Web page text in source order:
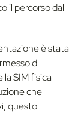
il percorso dal
è stata
di
SIM fisica
che
questo